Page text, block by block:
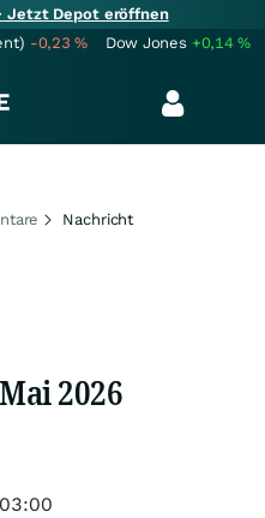
Jetzt Depot eröffnen
-0,23% Dow Jones +0,14%
Nachricht
2026